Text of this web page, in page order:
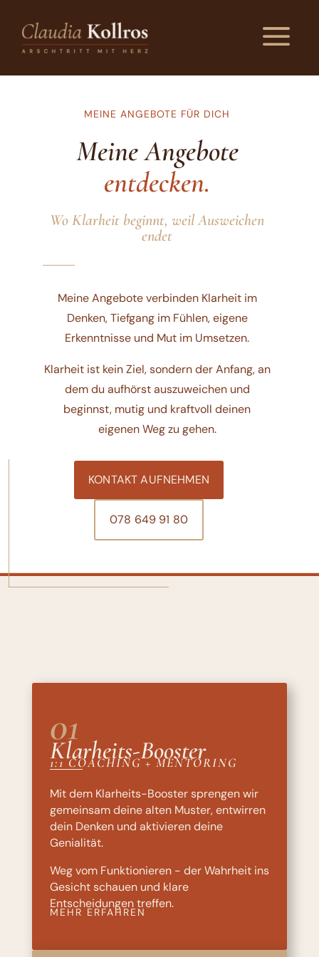
a
MEINE ANGEBOTE FÜR DICH
Meine Angebote
entdecken.
Wo Klarheit beginnt, weil Ausweichen
endet
Meine Angebote verbinden Klarheit im
Denken, Tiefgang im Fühlen, eigene
Erkenntnisse und Mut im Umsetzen.
Klarheit ist kein Ziel, sondern der Anfang, an
dem du aufhörst auszuweichen und
beginnst, mutig und kraftvoll deinen
eigenen Weg zu gehen.
KONTAKT AUFNEHMEN
078 649 91 80
01
Klarheits-Booster
1:1 COACHING + MENTORING
Mit dem Klarheits-Booster sprengen wir
gemeinsam deine alten Muster, entwirren
dein Denken und aktivieren deine
Genialität.
Weg vom Funktionieren - der Wahrheit ins
Gesicht schauen und klare
Entscheidungen treffen.
MEHR ERFAHREN